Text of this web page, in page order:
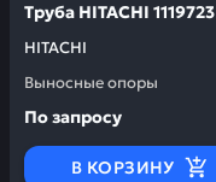
HITACHI
Труба HITACHI 1119723
Выносные опоры
По запросу
В КОРЗИНУ